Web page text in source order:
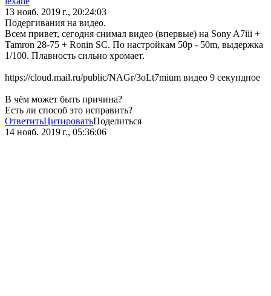
13 нояб. 2019 г., 20:24:03
Подергивания на видео.
Всем привет, сегодня снимал видео (впервые) на Sony A7iii +
Tamron 28-75 + Ronin SC. По настройкам 50p - 50m, выдержка
1/100. Плавность сильно хромает.
https://cloud.mail.ru/public/NAGr/3oLt7mium видео 9 секундное
В чём может быть причина?
Есть ли способ это исправить?
ОтветитьЦитироватьПоделиться
14 нояб. 2019 г., 05:36:06